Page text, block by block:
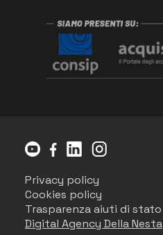
Privacy policy
Cookies policy
Trasparenza aiuti di stato
Digital Agency Della Nesta